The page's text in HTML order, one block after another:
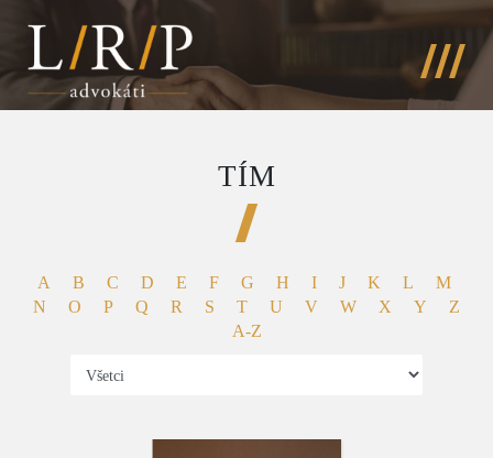
TÍM
A B C D E F G H I J K L
M
N
O P Q R S T U V W X Y
Z
A-Z